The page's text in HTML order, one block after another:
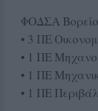
ΦΟΔΣΑ
• 3 ΠΕ
• 1 ΠΕ
• 1 ΠΕ
• 1 ΠΕ